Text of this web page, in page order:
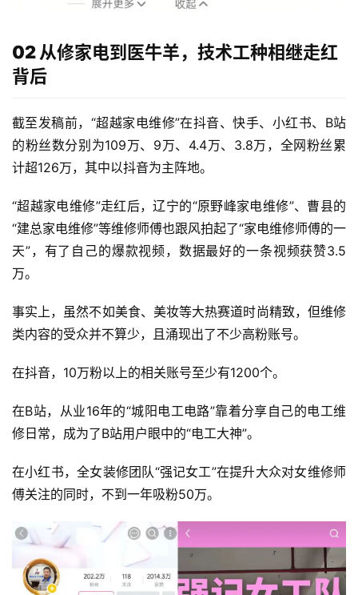
02 从修家电到医牛羊，技术工种相继走红
背后
截至发稿前，“超越家电维修”在抖音、快手、小红书、B站
的粉丝数分别为109万、9万、4.4万、3.8万，全网粉丝累
计超126万，其中以抖音为主阵地。
“超越家电维修”走红后，辽宁的“原野峰家电维修”、曹县的
“建总家电维修”等维修师傅也跟风拍起了“家电维修师傅的一
天”，有了自己的爆款视频，数据最好的一条视频获赞3.5
万。
事实上，虽然不如美食、美妆等大热赛道时尚精致，但维修
类内容的受众并不算少，且涌现出了不少高粉账号。
在抖音，10万粉以上的相关账号至少有1200个。
在B站，从业16年的“城阳电工电路”靠着分享自己的电工维
修日常，成为了B站用户眼中的“电工大神”。
在小红书，全女装修团队“强记女工”在提升大众对女维修师
傅关注的同时，不到一年吸粉50万。